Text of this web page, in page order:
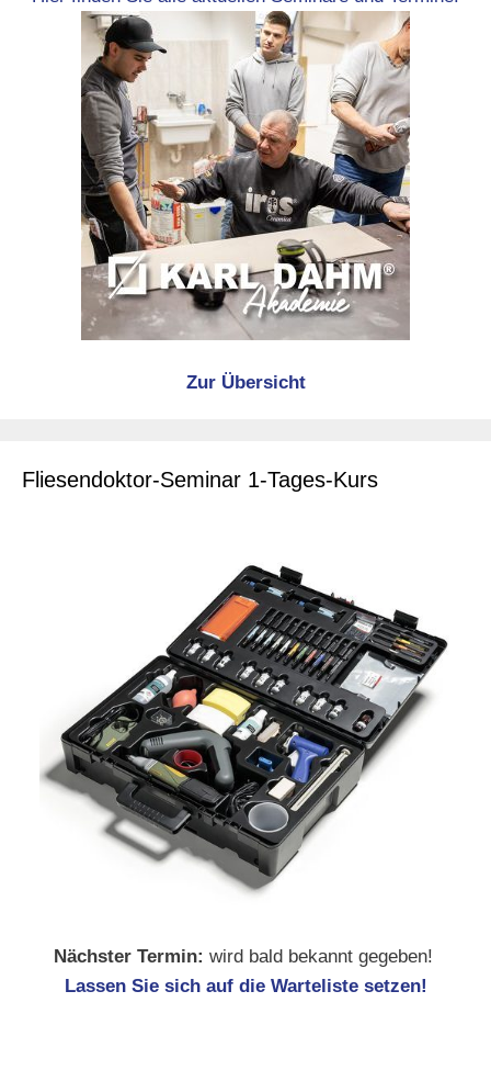
Zur Übersicht
Fliesendoktor-Seminar 1-Tages-Kurs
Nächster Termin: wird bald bekannt gegeben!
Lassen Sie sich auf die Warteliste setzen!